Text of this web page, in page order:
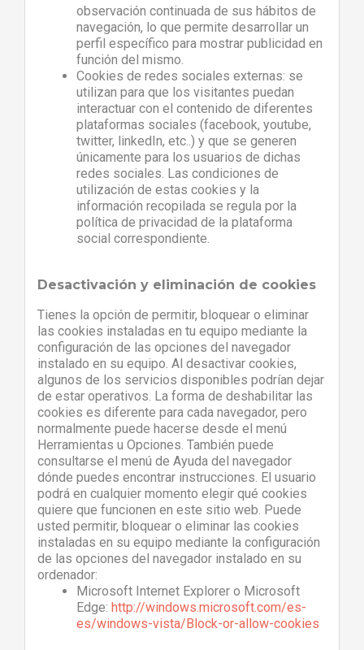
observación continuada de sus hábitos de
navegación, lo que permite desarrollar un
perfil específico para mostrar publicidad en
función del mismo.
Cookies de redes sociales externas: se
utilizan para que los visitantes puedan
interactuar con el contenido de diferentes
plataformas sociales (facebook, youtube,
twitter, linkedIn, etc..) y que se generen
únicamente para los usuarios de dichas
redes sociales. Las condiciones de
utilización de estas cookies y la
información recopilada se regula por la
política de privacidad de la plataforma
social correspondiente.
Desactivación y eliminación de cookies
Tienes la opción de permitir, bloquear o eliminar
las cookies instaladas en tu equipo mediante la
configuración de las opciones del navegador
instalado en su equipo. Al desactivar cookies,
algunos de los servicios disponibles podrían dejar
de estar operativos. La forma de deshabilitar las
cookies es diferente para cada navegador, pero
normalmente puede hacerse desde el menú
Herramientas u Opciones. También puede
consultarse el menú de Ayuda del navegador
dónde puedes encontrar instrucciones. El usuario
podrá en cualquier momento elegir qué cookies
quiere que funcionen en este sitio web. Puede
usted permitir, bloquear o eliminar las cookies
instaladas en su equipo mediante la configuración
de las opciones del navegador instalado en su
ordenador:
Microsoft Internet Explorer o Microsoft
Edge: http://windows.microsoft.com/es-
es/windows-vista/Block-or-allow-cookies